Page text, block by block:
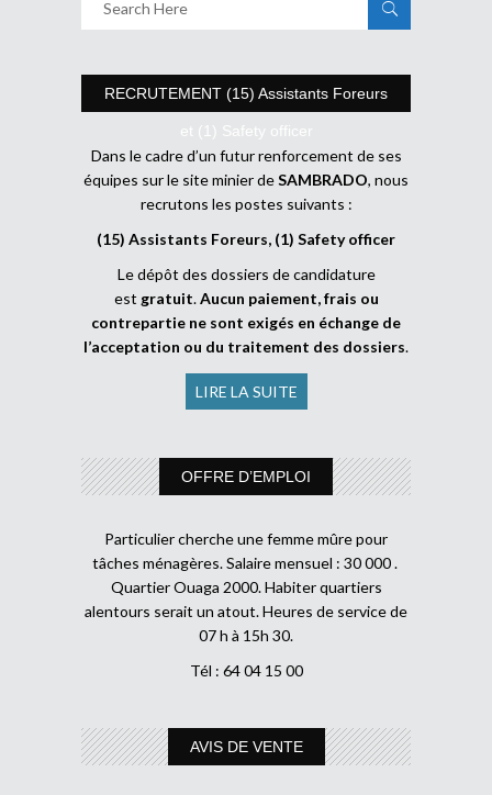
RECRUTEMENT (15) Assistants Foreurs
et (1) Safety officer
Dans le cadre d’un futur renforcement de ses
équipes sur le site minier deSAMBRADO, nous
recrutons les postes suivants :
(15) Assistants Foreurs, (1) Safety officer
Le dépôt des dossiers de candidature
est gratuit.Aucun paiement, frais ou
contrepartie ne sont exigés en échange de
l’acceptation ou du traitement des dossiers.
LIRE LA SUITE
OFFRE D’EMPLOI
Particulier cherche une femme mûre pour
tâches ménagères. Salaire mensuel : 30 000 .
Quartier Ouaga 2000. Habiter quartiers
alentours serait un atout. Heures de service de
07 h à 15h 30.
Tél : 64 04 15 00
AVIS DE VENTE